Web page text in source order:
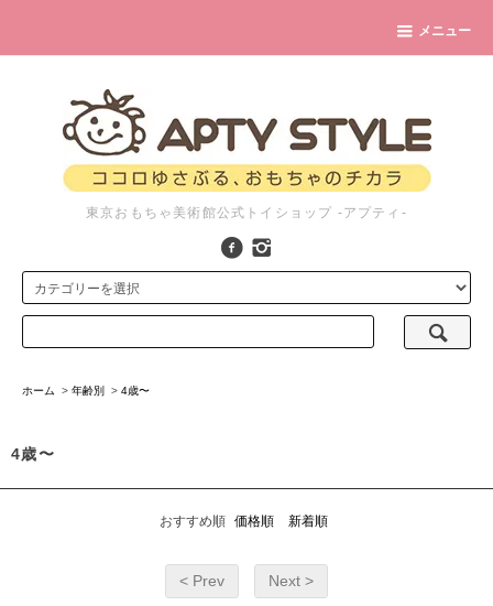
メニュー
東京おもちゃ美術館公式トイショップ -アプティ-
ホーム > 年齢別 > 4歳〜
4歳〜
おすすめ順 価格順 新着順
< Prev Next >